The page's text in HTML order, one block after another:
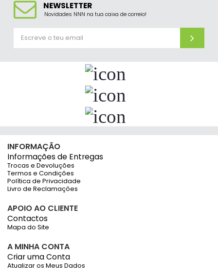
NEWSLETTER
Novidades NNN na tua caixa de correio!
INFORMAÇÃO
Informações de Entregas
Trocas e Devoluções
Termos e Condições
Política de Privacidade
Livro de Reclamações
APOIO AO CLIENTE
Contactos
Mapa do Site
A MINHA CONTA
Criar uma Conta
Atualizar os Meus Dados